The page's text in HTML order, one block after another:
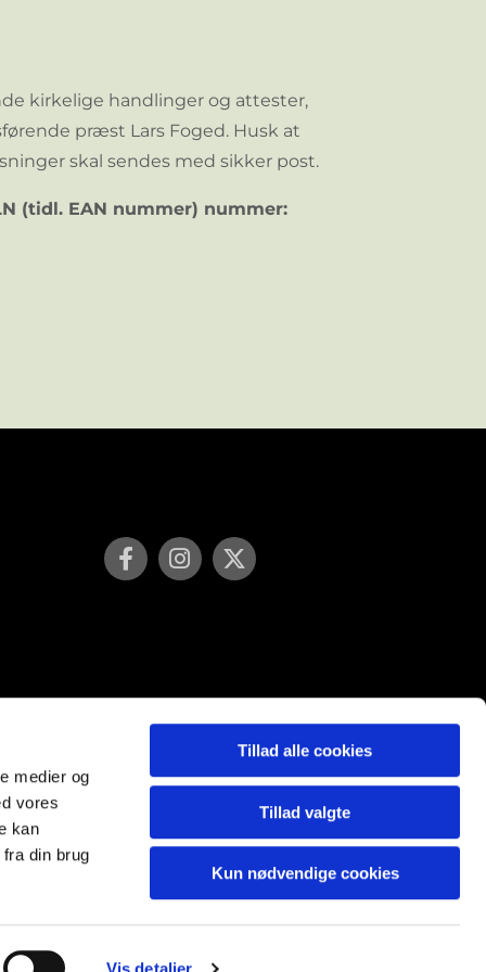
medier og
vores
kan
din brug
Vis detaljer
Tillad alle cookies
Tillad valgte
Kun nødvendige cookies
kirkelige handlinger og attester,
præst Lars Foged. Husk at
skal sendes med sikker post.
(tidl. EAN nummer) nummer: